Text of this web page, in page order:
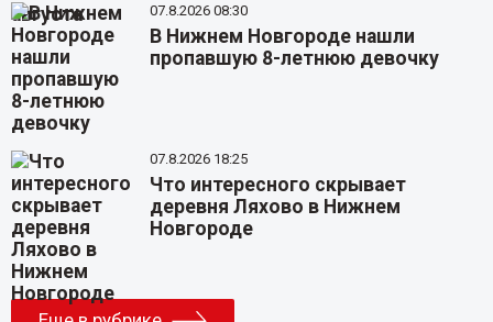
07.8.2026 08:30
В Нижнем Новгороде нашли
пропавшую 8-летнюю девочку
07.8.2026 18:25
Что интересного скрывает
деревня Ляхово в Нижнем
Новгороде